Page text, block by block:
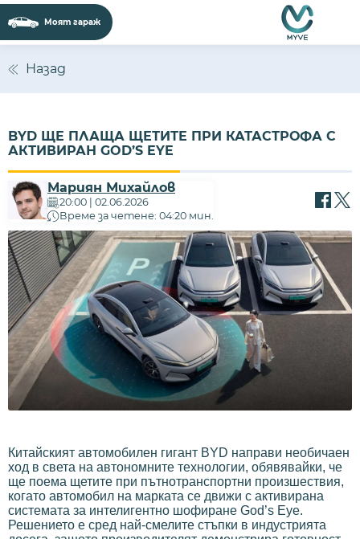
Моят гараж
Назад
BYD ЩЕ ПЛАЩА ЩЕТИТЕ ПРИ КАТАСТРОФА С
АКТИВИРАН GOD’S EYE
Мариян Михайлов
20:00 | 02.06.2026
Време за четене: 04:20 мин.
Китайският автомобилен гигант BYD направи необичаен
ход в света на автономните технологии, обявявайки, че
ще поема щетите при пътнотранспортни произшествия,
когато автомобил на марката се движи с активирана
системата за интелигентно шофиране God’s Eye.
Решението е сред най-смелите стъпки в индустрията